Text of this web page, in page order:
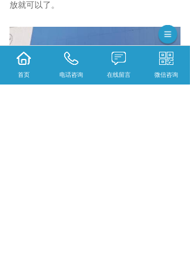
放就可以了。
首页 电话咨询 在线留言 微信咨询